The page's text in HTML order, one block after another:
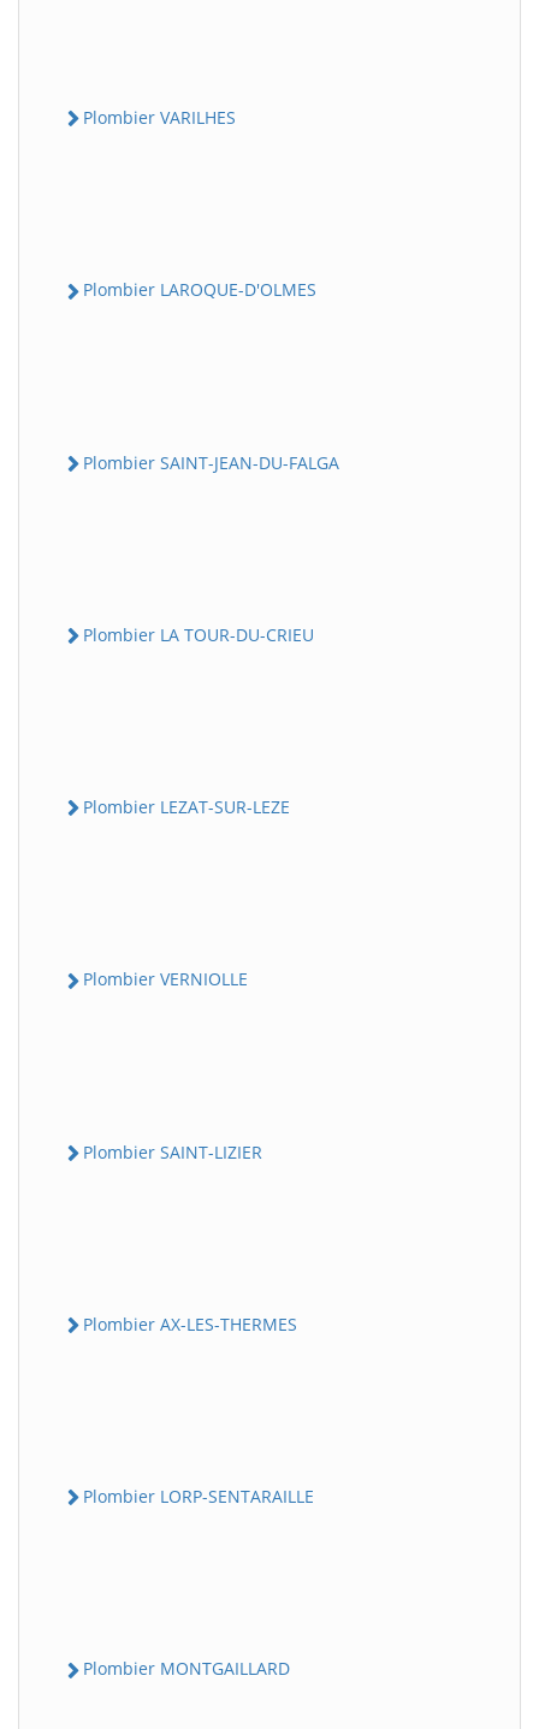
Plombier VARILHES
Plombier LAROQUE-D'OLMES
Plombier SAINT-JEAN-DU-FALGA
Plombier LA TOUR-DU-CRIEU
Plombier LEZAT-SUR-LEZE
Plombier VERNIOLLE
Plombier SAINT-LIZIER
Plombier AX-LES-THERMES
Plombier LORP-SENTARAILLE
Plombier MONTGAILLARD